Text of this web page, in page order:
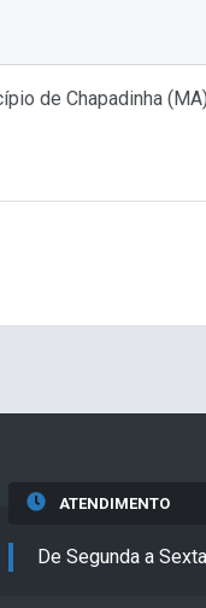
de Chapadinha
ATENDIMENTO
De Segunda a